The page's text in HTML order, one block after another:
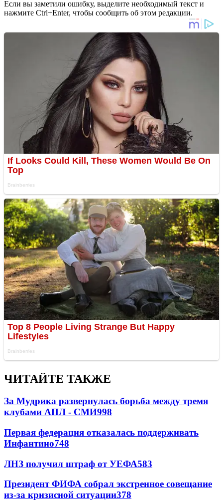
Если вы заметили ошибку, выделите необходимый текст и
нажмите Ctrl+Enter, чтобы сообщить об этом редакции.
ЧИТАЙТЕ ТАКЖЕ
За Мудрика развернулась борьба между тремя
клубами АПЛ - СМИ998
Первая федерация отказалась поддерживать
Инфантино748
ЛНЗ получил штраф от УЕФА583
Президент ФИФА собрал экстренное совещание
из-за кризисной ситуации378